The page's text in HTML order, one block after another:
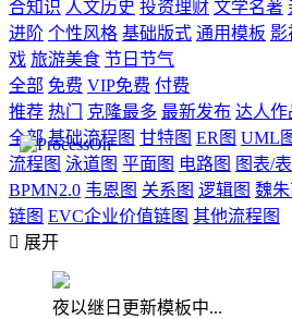
合知识 人文历史 投资理财 文学名著
进阶 个性风格 基础版式 通用模板 影
戏 旅游美食 节日节气
全部 免费 VIP免费 付费
推荐 热门 克隆最多 最新发布 达人作
全部 基础流程图 甘特图 ER图 UML
流程图 泳道图 平面图 电路图 图表/
BPMN2.0 韦恩图 关系图 逻辑图 魏
链图 EVC企业价值链图 其他流程图
 展开
夜以继日更新模板中...